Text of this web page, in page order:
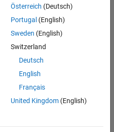
Österreich (Deutsch)
Portugal (English)
Sweden (English)
Switzerland
Deutsch
English
Français
United Kingdom(English)